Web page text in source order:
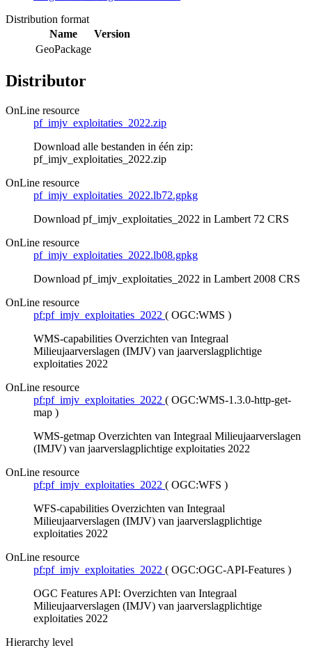
Distribution format
Name
Version
GeoPackage
Distributor
OnLine resource
pf_imjv_exploitaties_2022.zip
Download alle bestanden in één zip:
pf_imjv_exploitaties_2022.zip
OnLine resource
pf_imjv_exploitaties_2022.lb72.gpkg
Download pf_imjv_exploitaties_2022 in Lambert 72 CRS
OnLine resource
pf_imjv_exploitaties_2022.lb08.gpkg
Download pf_imjv_exploitaties_2022 in Lambert 2008 CRS
OnLine resource
pf:pf_imjv_exploitaties_2022 ( OGC:WMS )
WMS-capabilities Overzichten van Integraal
Milieujaarverslagen (IMJV) van jaarverslagplichtige
exploitaties 2022
OnLine resource
pf:pf_imjv_exploitaties_2022 ( OGC:WMS-1.3.0-http-get-
map )
WMS-getmap Overzichten van Integraal Milieujaarverslagen
(IMJV) van jaarverslagplichtige exploitaties 2022
OnLine resource
pf:pf_imjv_exploitaties_2022 ( OGC:WFS )
WFS-capabilities Overzichten van Integraal
Milieujaarverslagen (IMJV) van jaarverslagplichtige
exploitaties 2022
OnLine resource
pf:pf_imjv_exploitaties_2022 ( OGC:OGC-API-Features )
OGC Features API: Overzichten van Integraal
Milieujaarverslagen (IMJV) van jaarverslagplichtige
exploitaties 2022
Hierarchy level